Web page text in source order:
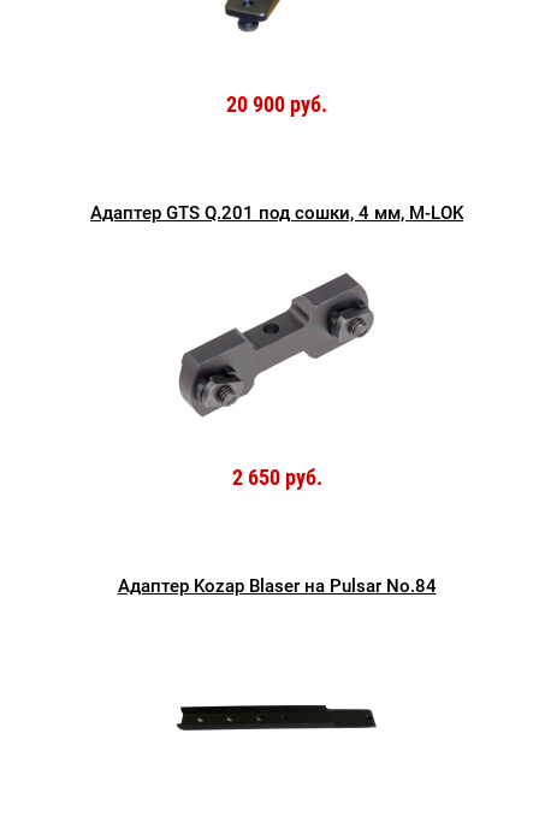
20 900 руб.
Адаптер GTS Q.201 под сошки, 4 мм, M-LOK
2 650 руб.
Адаптер Kozap Blaser на Pulsar No.84